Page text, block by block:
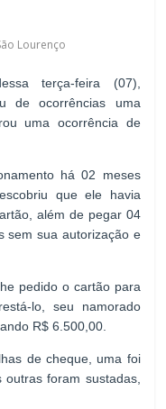
Lourenço
terça-feira (07),
de ocorrências uma
uma ocorrência de
há 02 meses
que ele havia
além de pegar 04
sem sua autorização e
pedido o cartão para
lo, seu namorado
R$ 6.500,00.
de cheque, uma foi
foram sustadas,